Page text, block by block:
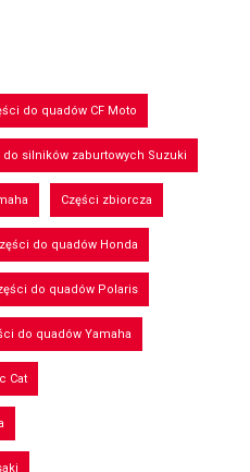
do quadów CF Moto
do silników zaburtowych Suzuki
Części zbiorcza
do quadów Honda
do quadów Polaris
do quadów Yamaha
Cat